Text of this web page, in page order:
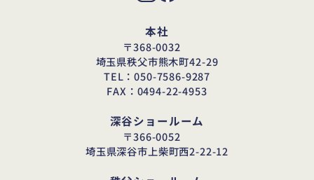
本社
〒368-0032
埼玉県秩父市熊木町42-29
TEL：050-7586-9287
FAX：0494-22-4953
深谷ショールーム
〒366-0052
埼玉県深谷市上柴町西2-22-12